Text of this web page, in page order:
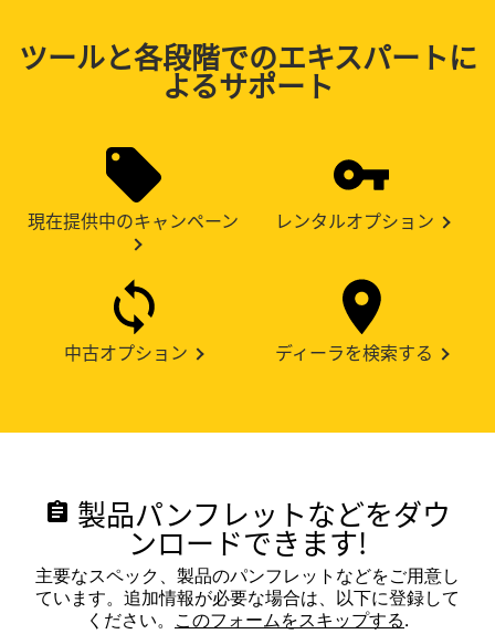
ツールと各段階でのエキスパートに
よるサポート
現在提供中のキャンペーン レンタルオプション
中古オプション ディーラを検索する
assignment 製品パンフレットなどをダウ
ンロードできます!
主要なスペック、製品のパンフレットなどをご用意し
ています。追加情報が必要な場合は、以下に登録して
ください。 このフォームをスキップする.